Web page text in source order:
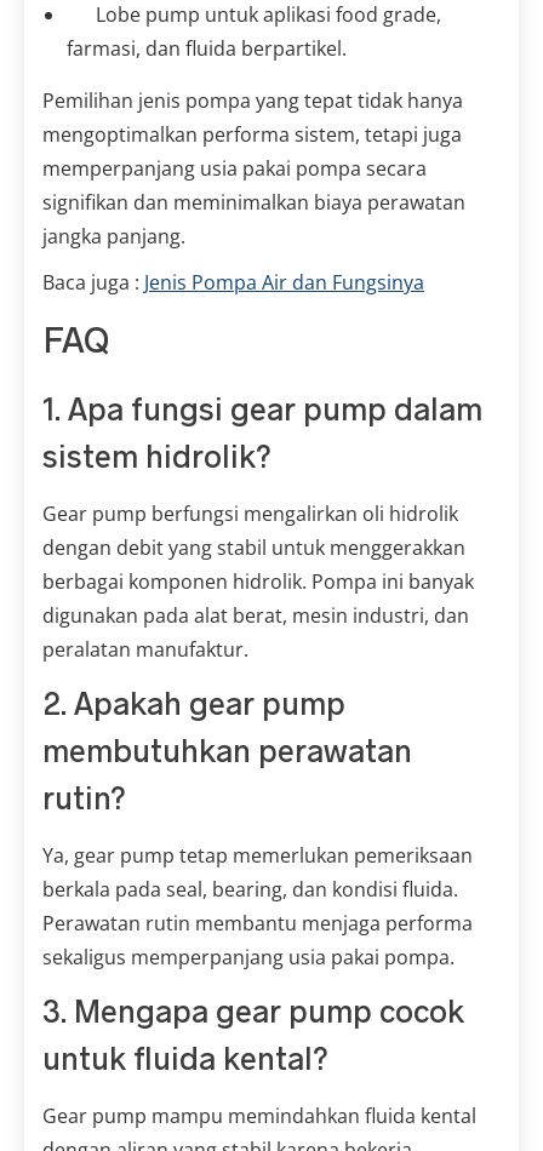
Lobe pump untuk aplikasi food grade,
farmasi, dan fluida berpartikel.
Pemilihan jenis pompa yang tepat tidak hanya
mengoptimalkan performa sistem, tetapi juga
memperpanjang usia pakai pompa secara
signifikan dan meminimalkan biaya perawatan
jangka panjang.
Baca juga : Jenis Pompa Air dan Fungsinya
FAQ
1. Apa fungsi gear pump dalam
sistem hidrolik?
Gear pump berfungsi mengalirkan oli hidrolik
dengan debit yang stabil untuk menggerakkan
berbagai komponen hidrolik. Pompa ini banyak
digunakan pada alat berat, mesin industri, dan
peralatan manufaktur.
2. Apakah gear pump
membutuhkan perawatan
rutin?
Ya, gear pump tetap memerlukan pemeriksaan
berkala pada seal, bearing, dan kondisi fluida.
Perawatan rutin membantu menjaga performa
sekaligus memperpanjang usia pakai pompa.
3. Mengapa gear pump cocok
untuk fluida kental?
Gear pump mampu memindahkan fluida kental